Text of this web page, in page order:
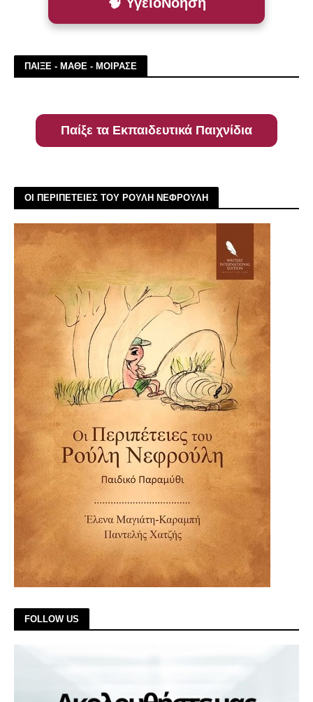
ΠΑΙΞΕ - ΜΑΘΕ - ΜΟΙΡΑΣΕ
Παίξε τα Εκπαιδευτικά Παιχνίδια
ΟΙ ΠΕΡΙΠΕΤΕΙΕΣ ΤΟΥ ΡΟΥΛΗ ΝΕΦΡΟΥΛΗ
FOLLOW US